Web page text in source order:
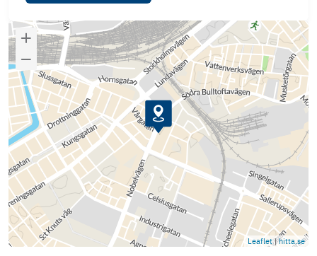
Leaflet | hitta.se